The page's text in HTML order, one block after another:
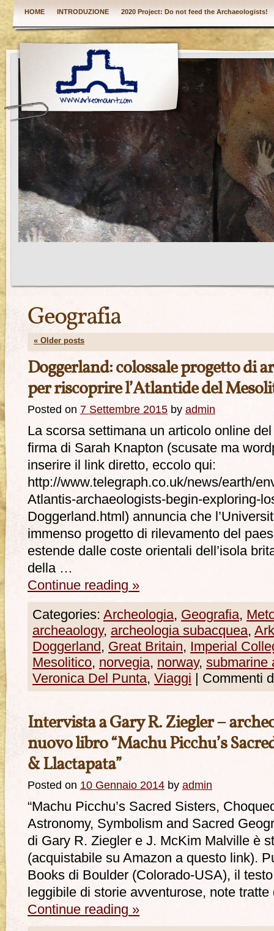
HOME INTRODUZIONE 2020 Project: Do not feed the Archaeologists!
Geografia
« Older posts
Doggerland: colossale progetto di
per riscoprire l’Atlantide del
Posted on 7 Settembre 2015 by admin
La scorsa settimana un articolo online
firma di Sarah Knapton (scusate ma
inserire il link diretto, eccolo qui:
http://www.telegraph.co.uk/news/earth/
Atlantis-archaeologists-begin-exploring-
Doggerland.html) annuncia che
immenso progetto di rilevamento del
estende dalle coste orientali dell’isola
della …
Continue reading »
Categories: Archeologia, Geografia,
archeaology, archeologia subacquea,
Doggerland , Great Britain, Imperial
Mesolitico, norvegia, norway, submarine
Veronica Del Punta, Viaggi Commenti
Intervista a Gary R. Ziegler –
nuovo libro “Machu Picchu’s
& Llactapata”
Posted on 10 Gennaio 2014 by admin
“Machu Picchu’s Sacred Sisters,
Astronomy, Symbolism and Sacred
di Gary R. Ziegler e J. McKim Malville è
(acquistabile su Amazon a questo link).
Books di Boulder (Colorado-USA), il
leggibile di storie avventurose, note
Continue reading »